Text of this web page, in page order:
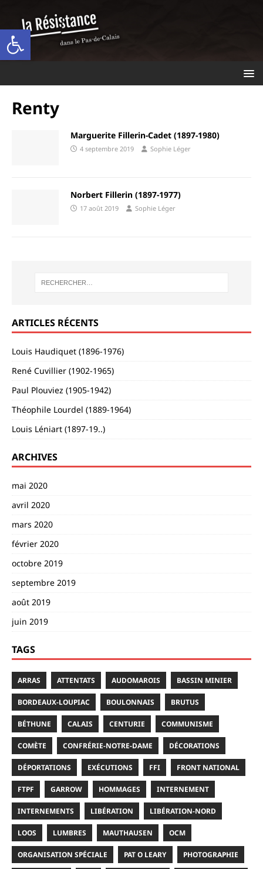
Ouvrir la barre d’outils
Renty
Marguerite Fillerin-Cadet (1897-1980)
4 septembre 2019 Sophie Léger
Norbert Fillerin (1897-1977)
17 août 2019 Sophie Léger
ARTICLES RÉCENTS
Louis Haudiquet (1896-1976)
René Cuvillier (1902-1965)
Paul Plouviez (1905-1942)
Théophile Lourdel (1889-1964)
Louis Léniart (1897-19..)
ARCHIVES
mai 2020
avril 2020
mars 2020
février 2020
octobre 2019
septembre 2019
août 2019
juin 2019
TAGS
ARRAS ATTENTATS AUDOMAROIS BASSIN MINIER
BORDEAUX-LOUPIAC BOULONNAIS BRUTUS
BÉTHUNE CALAIS CENTURIE COMMUNISME
COMÈTE CONFRÉRIE-NOTRE-DAME DÉCORATIONS
DÉPORTATIONS EXÉCUTIONS FFI FRONT NATIONAL
FTPF GARROW HOMMAGES INTERNEMENT
INTERNEMENTS LIBÉRATION LIBÉRATION-NORD
LOOS LUMBRES MAUTHAUSEN OCM
ORGANISATION SPÉCIALE PAT O LEARY PHOTOGRAPHIE